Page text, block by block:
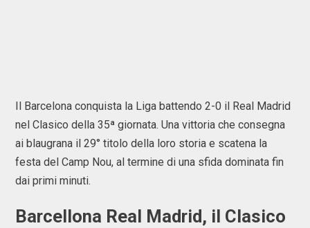
Il Barcelona conquista la Liga battendo 2-0 il Real Madrid
nel Clasico della 35ª giornata. Una vittoria che consegna
ai blaugrana il 29° titolo della loro storia e scatena la
festa del Camp Nou, al termine di una sfida dominata fin
dai primi minuti.
Barcellona Real Madrid, il Clasico